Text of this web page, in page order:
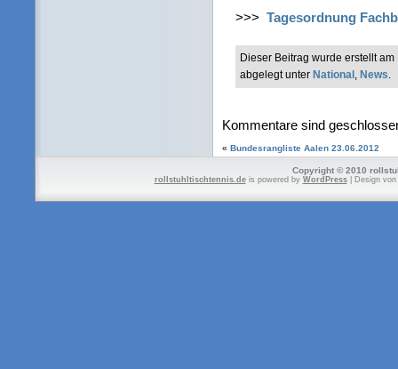
>>> Tagesordnung
Dieser Beitrag wurde erstellt
abgelegt unter National News
Kommentare sind
« Bundesrangliste Aalen 23.06.2012
Copyright © 2010
rollstuhltischtennis.deis powered by WordPress| Design von